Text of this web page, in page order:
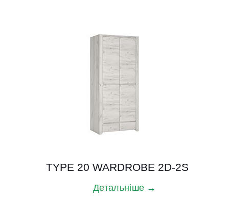
TYPE 20 WARDROBE 2D-2S
Детальніше →